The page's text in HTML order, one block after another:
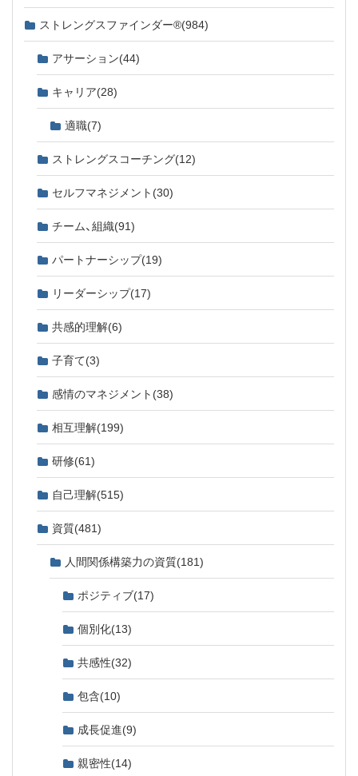
ストレングスファインダー®(984)
アサーション(44)
キャリア(28)
適職(7)
ストレングスコーチング(12)
セルフマネジメント (30)
チーム、組織(91)
パートナーシップ(19)
リーダーシップ(17)
共感的理解(6)
子育て(3)
感情のマネジメント (38)
相互理解(199)
研修(61)
自己理解(515)
資質(481)
人間関係構築力の資質(181)
ポジティブ(17)
個別化(13)
共感性(32)
包含(10)
成長促進(9)
親密性(14)